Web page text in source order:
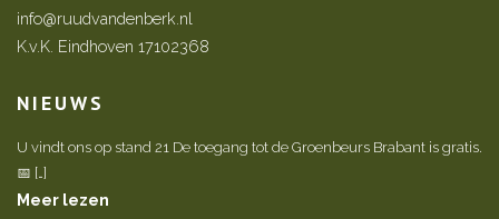
info@ruudvandenberk.nl
K.v.K. Eindhoven 17102368
NIEUWS
U vindt ons op stand 21 De toegang tot de Groenbeurs Brabant is gratis.
📅 […]
Meer lezen